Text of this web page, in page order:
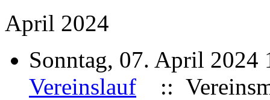
April 2024
Sonntag, 07. April 2024
Vereinslauf
::